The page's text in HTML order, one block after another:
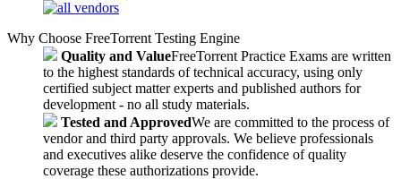
Why Choose FreeTorrent Testing Engine
Quality and ValueFreeTorrent Practice Exams are written
to the highest standards of technical accuracy, using only
certified subject matter experts and published authors for
development - no all study materials.
Tested and ApprovedWe are committed to the process of
vendor and third party approvals. We believe professionals
and executives alike deserve the confidence of quality
coverage these authorizations provide.